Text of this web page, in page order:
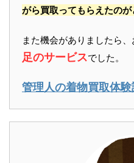
がら買取ってもらえたの
また機会がありましたら
足のサービスでした。
管理人の着物買取体